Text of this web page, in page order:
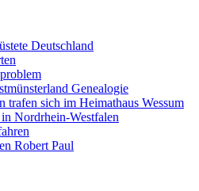
Deutschland
Genealogie
trafen sich im Heimathaus Wessum
Nordrhein-Westfalen
Robert Paul